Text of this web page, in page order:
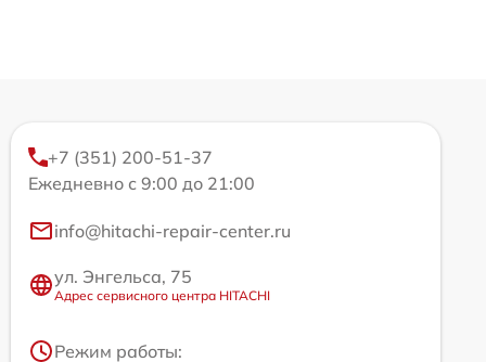
+7 (351) 200-51-37
Ежедневно с 9:00 до 21:00
info@hitachi-repair-center.ru
ул. Энгельса, 75
Адрес сервисного центра HITACHI
Режим работы: